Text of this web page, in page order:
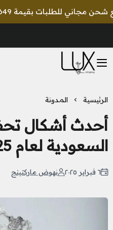
LUX Lighting
الرئيسية المدونة
أحدث أشكال
السعودية لعام 2025
٦ فبراير ٢٠٢٥ نهوض ماركتينج